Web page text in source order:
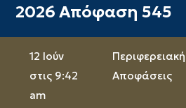
2026 Απόφαση 545
12 Ιούν
στις 9:42
am
Περιφερειακή
Αποφάσεις